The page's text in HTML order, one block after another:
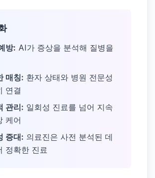
방: AI가 증상을 분석해 질병을
매칭: 환자 상태와 병원 전문성
연결
관리: 일회성 진료를 넘어 지속
케어
증대: 의료진은 사전 분석된 데
정확한 진료